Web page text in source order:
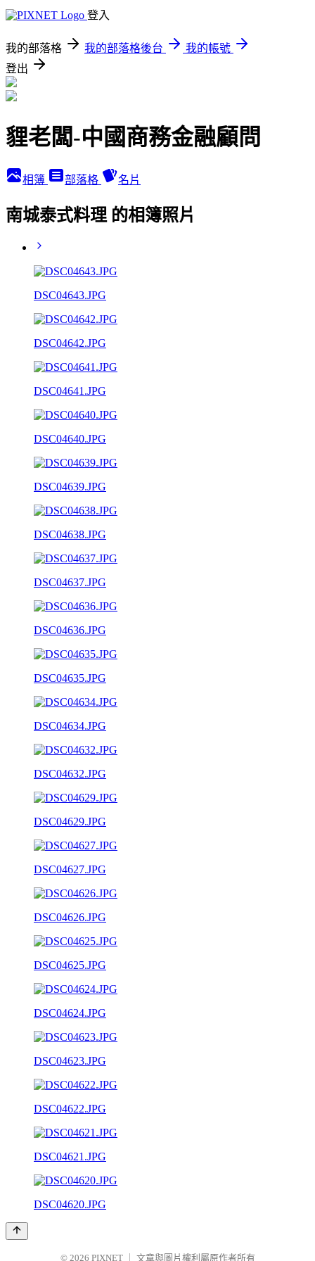
登入
我的部落格 我的部落格後台
我的帳號
登出
貍老闆-中國商務金融顧問
相簿 部落格 名片
南城泰式料理 的相簿照片
DSC04643.JPG
DSC04642.JPG
DSC04641.JPG
DSC04640.JPG
DSC04639.JPG
DSC04638.JPG
DSC04637.JPG
DSC04636.JPG
DSC04635.JPG
DSC04634.JPG
DSC04632.JPG
DSC04629.JPG
DSC04627.JPG
DSC04626.JPG
DSC04625.JPG
DSC04624.JPG
DSC04623.JPG
DSC04622.JPG
DSC04621.JPG
DSC04620.JPG
© 2026 PIXNET 文章與圖片權利屬原作者所有